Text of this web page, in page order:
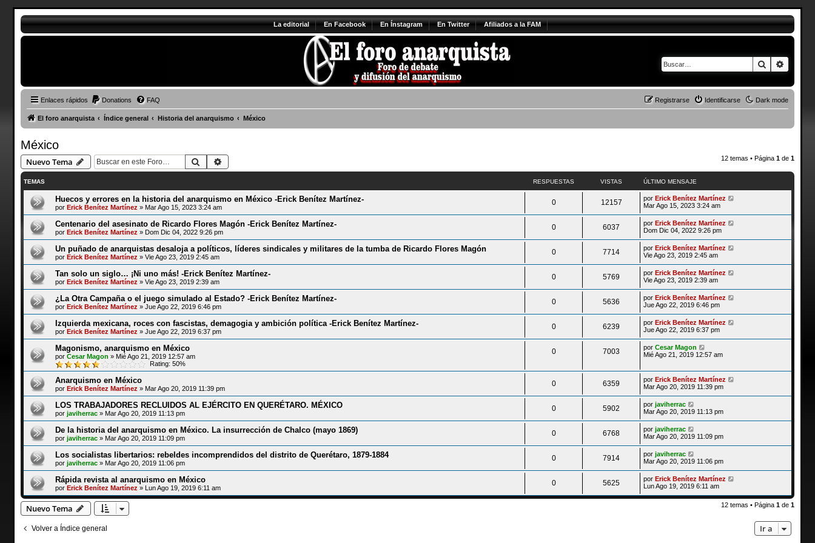
La editorial En Facebook En Ínstagram En Twitter Afiliados a la FAM
Buscar
Enlaces rápidos Dark mode
Donations FAQ Identificarse
Registrarse
El foro anarquista Índice general Historia del anarquismo México
México
Nuevo Tema Buscar 12 temas • Página1 de1
TEMAS RESPUESTAS VISTAS ÚLTIMO MENSAJE
Huecos y errores en la historia del anarquismo en México -Erick Benítez Martínez-
por Erick Benítez Martínez » Mar Ago 15, 2023 3:24 am
0 12157 porErick Benítez Martínez
Mar Ago 15, 2023 3:24 am
Centenario del asesinato de Ricardo Flores Magón -Erick Benítez Martínez-
por Erick Benítez Martínez » Dom Dic 04, 2022 9:26 pm
0 6037 porErick Benítez Martínez
Dom Dic 04, 2022 9:26 pm
Un puñado de anarquistas desaloja a políticos, líderes sindicales y militares de la tumba de Ricardo Flores Magón
por Erick Benítez Martínez » Vie Ago 23, 2019 2:45 am
0 7714 porErick Benítez Martínez
Vie Ago 23, 2019 2:45 am
Tan solo un siglo… ¡Ni uno más! -Erick Benítez Martínez-
por Erick Benítez Martínez » Vie Ago 23, 2019 2:39 am
0 5769 porErick Benítez Martínez
Vie Ago 23, 2019 2:39 am
¿La Otra Campaña o el juego simulado al Estado? -Erick Benítez Martínez-
por Erick Benítez Martínez » Jue Ago 22, 2019 6:46 pm
0 5636 porErick Benítez Martínez
Jue Ago 22, 2019 6:46 pm
Izquierda mexicana, roces con fascistas, demagogia y ambición política -Erick Benítez Martínez-
por Erick Benítez Martínez » Jue Ago 22, 2019 6:37 pm
0 6239 porErick Benítez Martínez
Jue Ago 22, 2019 6:37 pm
Magonismo, anarquismo en México
por Cesar Magon » Mié Ago 21, 2019 12:57 am
Rating: 50%
0 7003 porCesar Magon
Mié Ago 21, 2019 12:57 am
Anarquismo en México
por Erick Benítez Martínez » Mar Ago 20, 2019 11:39 pm
0 6359 porErick Benítez Martínez
Mar Ago 20, 2019 11:39 pm
LOS TRABAJADORES RECLUIDOS AL EJÉRCITO EN QUERÉTARO. MÉXICO
por javiherrac» Mar Ago 20, 2019 11:13 pm
0 5902 porjaviherrac
Mar Ago 20, 2019 11:13 pm
De la historia del anarquismo en México. La insurrección de Chalco (mayo 1869)
por javiherrac» Mar Ago 20, 2019 11:09 pm
0 6768 porjaviherrac
Mar Ago 20, 2019 11:09 pm
Los socialistas libertarios: rebeldes incomprendidos del distrito de Querétaro, 1879-1884
por javiherrac» Mar Ago 20, 2019 11:06 pm
0 7914 porjaviherrac
Mar Ago 20, 2019 11:06 pm
Rápida revista al anarquismo en México
por Erick Benítez Martínez » Lun Ago 19, 2019 6:11 am
0 5625 porErick Benítez Martínez
Lun Ago 19, 2019 6:11 am
Nuevo Tema 12 temas • Página1 de1
Volver a Índice general Ir a